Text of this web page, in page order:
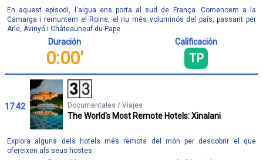
En aquest episodi, l'aigua ens porta al sud de França. Comencem a la
Camarga i remuntem el Roine, el riu més voluminós del país, passant per
Arle, Avinyó i Châteauneuf-du-Pape.
Duración
0:00'
Calificación
TP
17:42 Documentales / Viajes
The World's Most Remote Hotels: Xinalani
Explora alguns dels hotels més remots del món per descobrir el que
ofereixen als seus hostes.